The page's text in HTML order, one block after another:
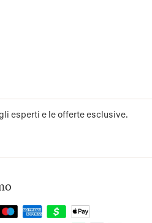
esperti e le offerte esclusive.